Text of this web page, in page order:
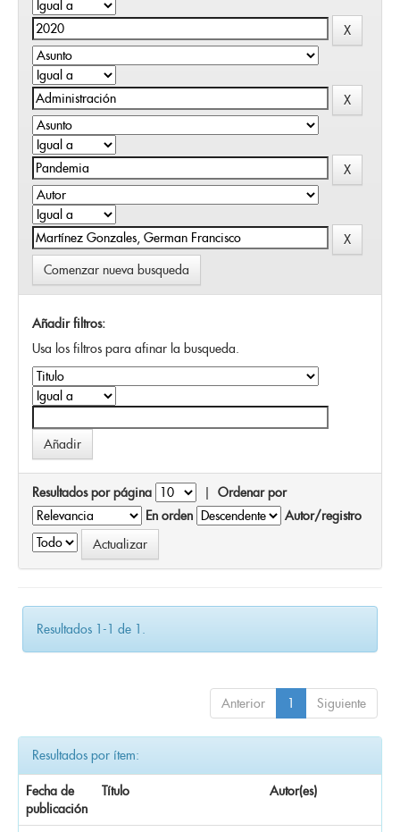
Comenzar nueva busqueda
Añadir filtros:
Usa los filtros para afinar la busqueda.
Resultados por página | Ordenar por
En orden
Autor/registro
Resultados 1-1 de 1.
Anterior 1 Siguiente
Resultados por ítem:
Fecha de
publicación
Título Autor(es)